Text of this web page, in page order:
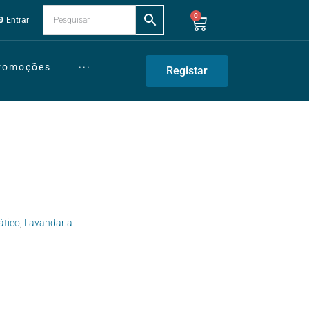
Entrar 0
··· Registar
Lavandaria